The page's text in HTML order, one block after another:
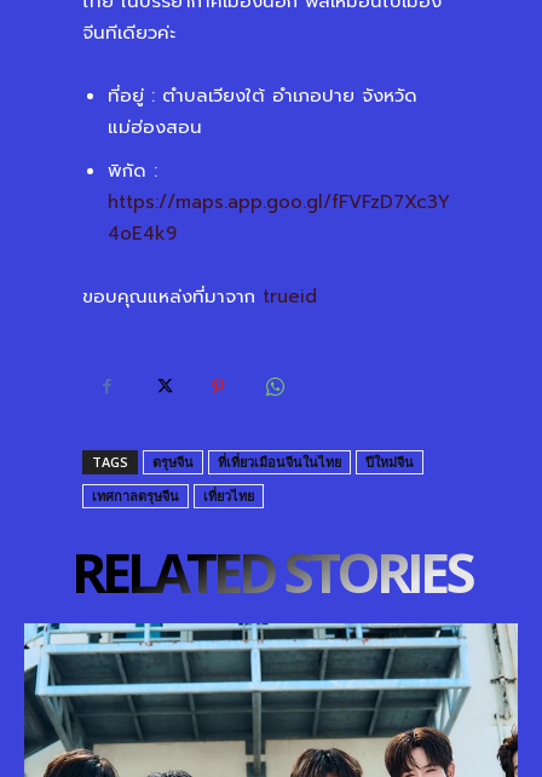
จีนทีเดียวค่ะ
ที่อยู่ : ตำบลเวียงใต้ อำเภอปาย จังหวัด
แม่ฮ่องสอน
พิกัด :
https://maps.app.goo.gl/fFVFzD7Xc3Y
4oE4k9
ขอบคุณแหล่งที่มาจาก trueid
TAGS ตรุษจีน ที่เที่ยวเมือนจีนในไทย
ปีใหม่จีน
เทศกาลตรุษจีน
เที่ยวไทย
RELATED STORIES